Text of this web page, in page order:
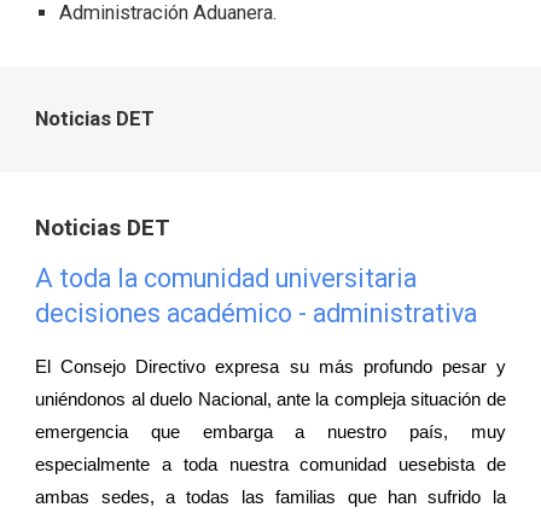
Administración Aduanera.
Noticias DET
Noticias DET
A toda la comunidad universitaria
decisiones académico - administrativa
El Consejo Directivo expresa su más profundo pesar y
uniéndonos al duelo Nacional, ante la compleja situación de
emergencia que embarga a nuestro país, muy
especialmente a toda nuestra comunidad uesebista de
ambas sedes, a todas las familias que han sufrido la